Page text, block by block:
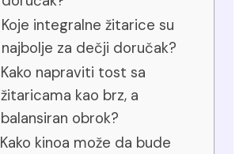
Koje integralne žitarice su
najbolje za dečji doručak?
Kako napraviti tost sa
žitaricama kao brz, a
balansiran obrok?
Kako kinoa može da bude